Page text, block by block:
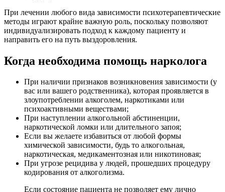
При лечении любого вида зависимости психотерапевтические
методы играют крайне важную роль, поскольку позволяют
индивидуализировать подход к каждому пациенту и
направить его на путь выздоровления.
Когда необходима помощь нарколога
При наличии признаков возникновения зависимости (у
вас или вашего родственника), которая проявляется в
злоупотреблении алкоголем, наркотиками или
психоактивными веществами;
При наступлении алкогольной абстиненции,
наркотической ломки или длительного запоя;
Если вы желаете избавиться от любой формы
химической зависимости, будь то алкогольная,
наркотическая, медикаментозная или никотиновая;
При угрозе рецидива у людей, прошедших процедуру
кодирования от алкоголизма.
Если состояние пациента не позволяет ему лично